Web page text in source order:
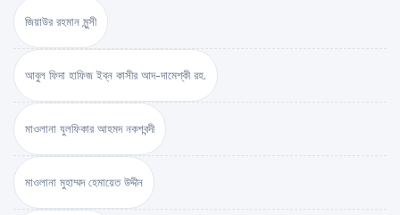
জিয়াউর রহমান মুন্সী
আবুল ফিদা হাফিজ ইব্‌ন কাসীর আদ-দামেশ্‌কী রহ.
মাওলানা যুলফিকার আহমদ নকশবন্দী
মাওলানা মুহাম্মদ হেমায়েত উদ্দীন